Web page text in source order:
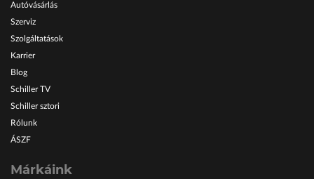
Autóvásárlás
Szerviz
Szolgáltatások
Karrier
Blog
Schiller TV
Schiller sztori
Rólunk
ÁSZF
Márkáink